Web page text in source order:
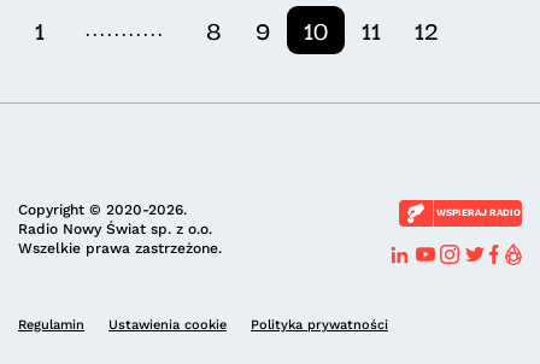
1 ........... 8 9 10 11 12
Copyright © 2020-2026.
Radio Nowy Świat sp. z o.o.
Wszelkie prawa zastrzeżone.
WSPIERAJ RADIO
Regulamin Ustawienia cookie Polityka prywatności